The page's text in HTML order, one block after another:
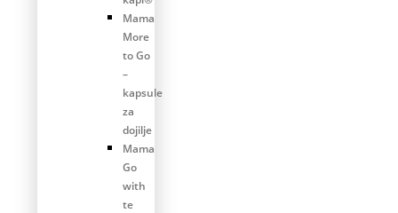
Mama
More
to Go
–
kapsule
za
dojilje
Mama
Go
with
te